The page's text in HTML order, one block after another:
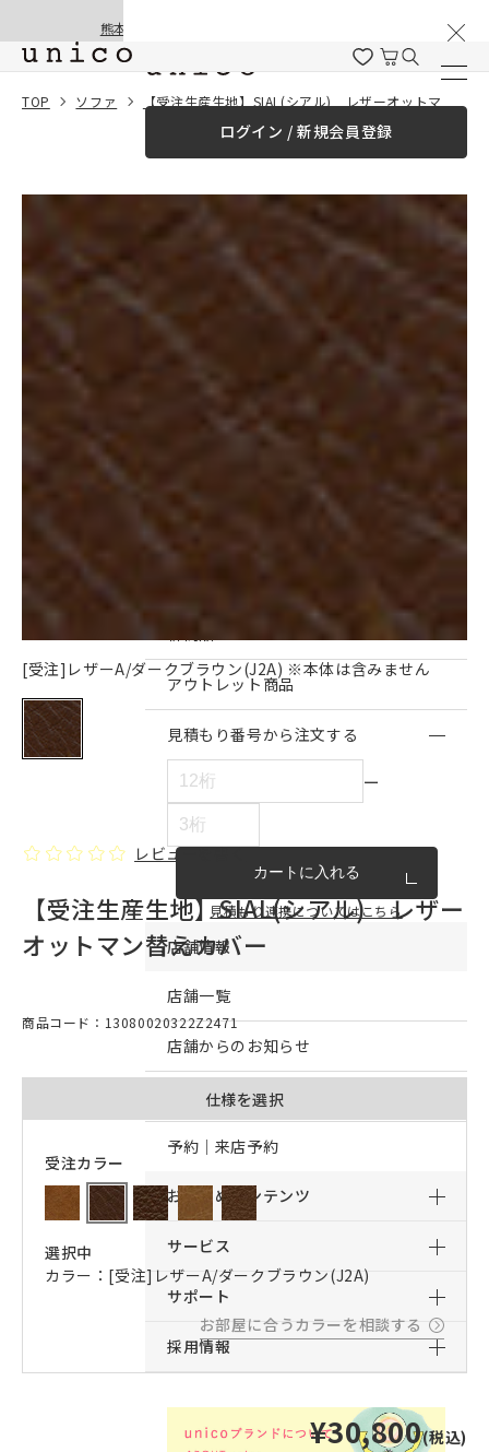
熊本地震の影響による配送遅延と停止について
ログイン / 新規会員登録
商品を探す
商品カテゴリー一覧
インテリア雑貨・その他
アウトレット商品
見積もり番号から注文する
ー
カートに入れる
見積もり連携についてはこちら
店舗情報
店舗一覧
店舗からのお知らせ
予約｜オンライン接客予約
予約｜来店予約
おすすめコンテンツ
サービス
サポート
採用情報
TOP ソファ 【受注生産生地】SIAL(シアル) レザーオットマン替えカバー
一緒に購入する
合計金額 ¥0（税込）
[受注]レザーA/ダークブラウン(J2A) ※本体は含みません
レビューを書く
【受注生産生地】SIAL(シアル) レザー
オットマン替えカバー
商品コード：13080020322Z2471
仕様を選択
受注カラー
選択中
カラー：[受注]レザーA/ダークブラウン(J2A)
お部屋に合うカラーを相談する
¥30,800(税込)